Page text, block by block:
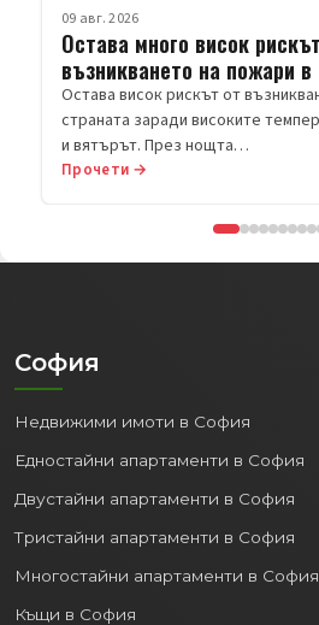
Прочети →
София
Недвижими имоти в София
Едностайни апартаменти в София
Двустайни апартаменти в София
Тристайни апартаменти в София
Многостайни апартаменти в София
Къщи в София